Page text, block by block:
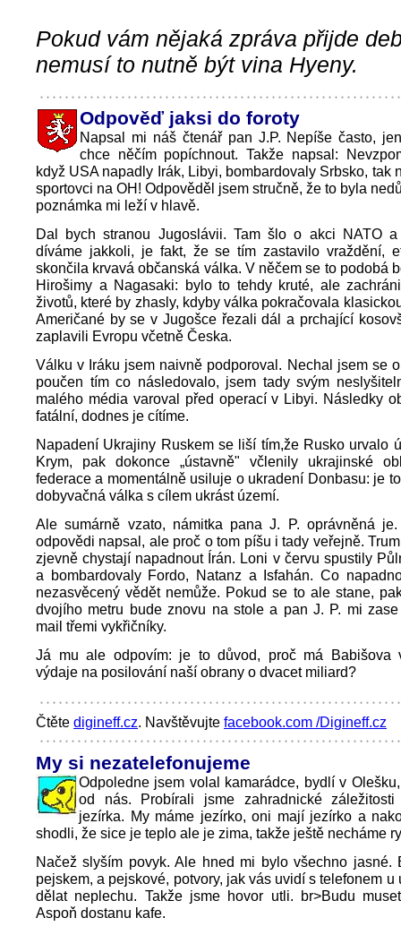
Pokud vám nějaká zpráva přijde
nemusí to nutně být vina Hyeny.
Odpověď jaksi do foroty
Napsal mi náš čtenář pan J.P. Nepíše často,
chce něčím popíchnout. Takže napsal:
když USA napadly Irák, Libyi, bombardovaly Srbsko, tak
sportovci na OH! Odpověděl jsem stručně, že to byla
poznámka mi leží v hlavě.
Dal bych stranou Jugoslávii. Tam šlo o akci NATO
díváme jakkoli, je fakt, že se tím zastavilo vraždění,
skončila krvavá občanská válka. V něčem se to podobá
Hirošimy a Nagasaki: bylo to tehdy kruté, ale
životů, které by zhasly, kdyby válka pokračovala
Američané by se v Jugošce řezali dál a prchající
zaplavili Evropu včetně Česka.
Válku v Iráku jsem naivně podporoval. Nechal jsem se
poučen tím co následovalo, jsem tady svým
malého média varoval před operací v Libyi. Následky
fatální, dodnes je cítíme.
Napadení Ukrajiny Ruskem se liší tím,že Rusko urvalo
Krym, pak dokonce „ústavně" včlenily ukrajinské
federace a momentálně usiluje o ukradení Donbasu: je
dobyvačná válka s cílem ukrást území.
Ale sumárně vzato, námitka pana J. P. oprávněná
odpovědi napsal, ale proč o tom píšu i tady veřejně.
zjevně chystají napadnout Írán. Loni v červu spustily
a bombardovaly Fordo, Natanz a Isfahán. Co
nezasvěcený vědět nemůže. Pokud se to ale stane,
dvojího metru bude znovu na stole a pan J. P. mi
mail třemi vykřičníky.
Já mu ale odpovím: je to důvod, proč má Babišova
výdaje na posilování naší obrany o dvacet miliard?
Čtěte digineff.cz. Navštěvujte facebook.com /Digineff.cz
My si nezatelefonujeme
Odpoledne jsem volal kamarádce, bydlí v
od nás. Probírali jsme zahradnické
jezírka. My máme jezírko, oni mají jezírko a
shodli, že sice je teplo ale je zima, takže ještě necháme
Načež slyším povyk. Ale hned mi bylo všechno jasné.
pejskem, a pejskové, potvory, jak vás uvidí s telefonem u
dělat neplechu. Takže jsme hovor utli. br>Budu
Aspoň dostanu kafe.